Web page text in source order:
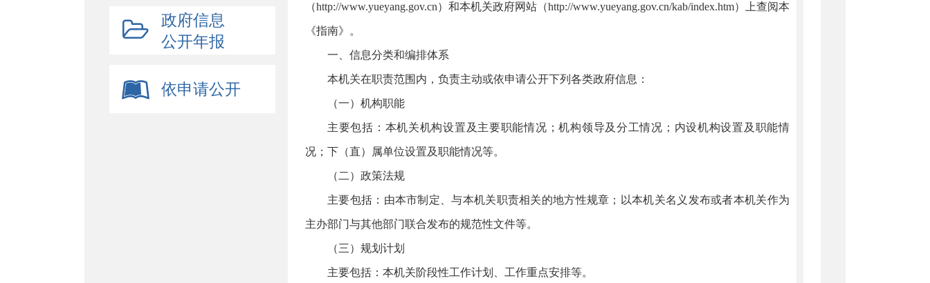
政府信息
公开年报
依申请公开
（http://www.yueyang.gov.cn）和本机关政府网站（http://www.yueyang.gov.cn/kab/index.htm）上查阅本
《指南》。
一、信息分类和编排体系
本机关在职责范围内，负责主动或依申请公开下列各类政府信息：
（一）机构职能
主要包括：本机关机构设置及主要职能情况；机构领导及分工情况；内设机构设置及职能情
况；下（直）属单位设置及职能情况等。
（二）政策法规
主要包括：由本市制定、与本机关职责相关的地方性规章；以本机关名义发布或者本机关作为
主办部门与其他部门联合发布的规范性文件等。
（三）规划计划
主要包括：本机关阶段性工作计划、工作重点安排等。